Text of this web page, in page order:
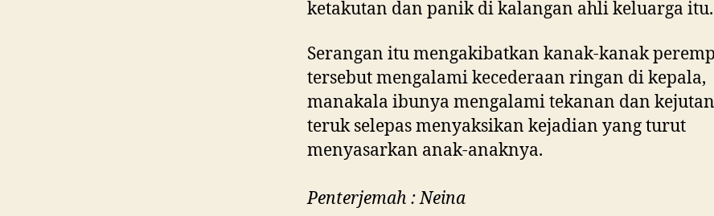
ketakutan dan panik di kalangan ahli keluarga itu.
Serangan itu mengakibatkan kanak-kanak
tersebut mengalami kecederaan ringan di kepala,
manakala ibunya mengalami tekanan dan
teruk selepas menyaksikan kejadian yang turut
menyasarkan anak-anaknya.
Penterjemah : Neina